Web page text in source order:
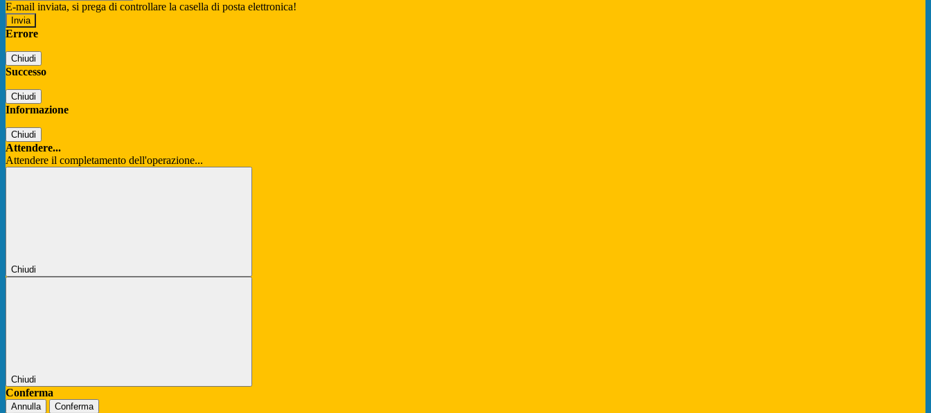
E-mail inviata, si prega di controllare la casella di posta elettronica!
Errore
Chiudi
Successo
Chiudi
Informazione
Chiudi
Attendere...
Attendere il completamento dell'operazione...
Chiudi
Chiudi
Conferma
Annulla Conferma